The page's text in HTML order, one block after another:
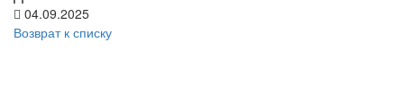
04.09.2025
Возврат к списку